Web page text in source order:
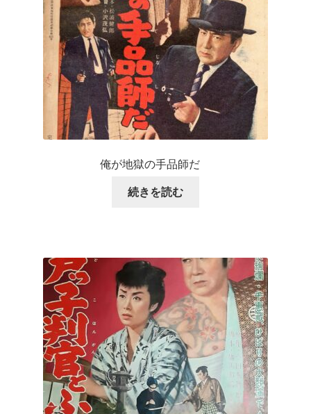
俺が地獄の手品師だ
続きを読む